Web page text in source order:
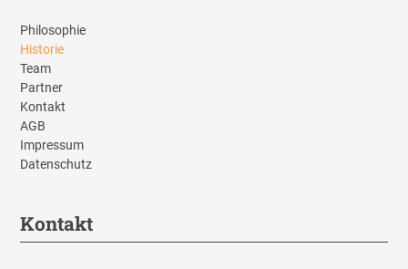
Philosophie
Historie
Team
Partner
Kontakt
AGB
Impressum
Datenschutz
Kontakt